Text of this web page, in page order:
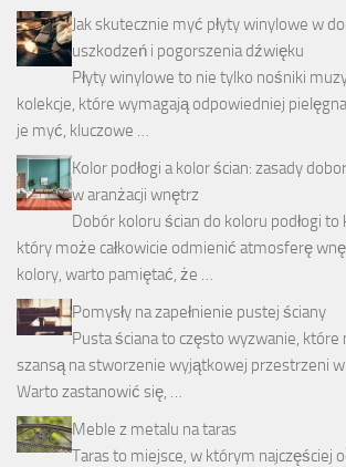
Jak skutecznie myć płyty winylowe w
uszkodzeń i pogorszenia dźwięku
Płyty winylowe to nie tylko nośniki
kolekcje, które wymagają odpowiedniej
je myć, kluczowe …
Kolor podłogi a kolor ścian: zasady
w aranżacji wnętrz
Dobór koloru ścian do koloru podłogi to
który może całkowicie odmienić atmosferę
kolory, warto pamiętać, że …
Pomysły na zapełnienie pustej ściany
Pusta ściana to często wyzwanie,
szansą na stworzenie wyjątkowej przestrzeni
Warto zastanowić się, …
Meble z metalu na taras
Taras to miejsce, w którym najczęściej